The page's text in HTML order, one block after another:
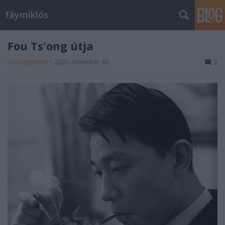
fáymiklós
Fou Ts'ong útja
stolzingimalter • 2020. december 30. 2